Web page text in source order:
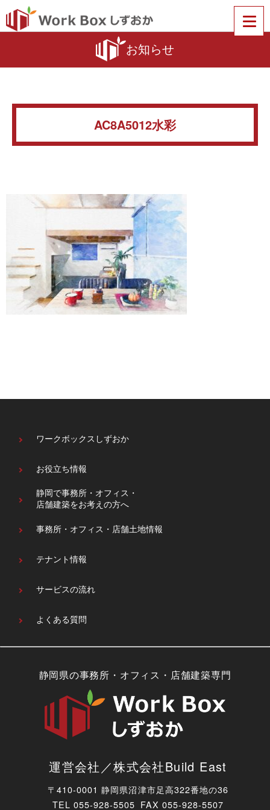
お知らせ
AC8A5012水彩
ワークボックスしずおか
お役立ち情報
静岡で事務所・オフィス・
店舗建築をお考えの方へ
事務所・オフィス・ 店舗土地情報
テナント情報
サービスの流れ
よくある質問
静岡県の事務所・オフィス・店舗建築専門
運営会社／株式会社Build East
〒410-0001 静岡県沼津市足高322番地の36
TEL055-928-5505 FAX 055-928-5507